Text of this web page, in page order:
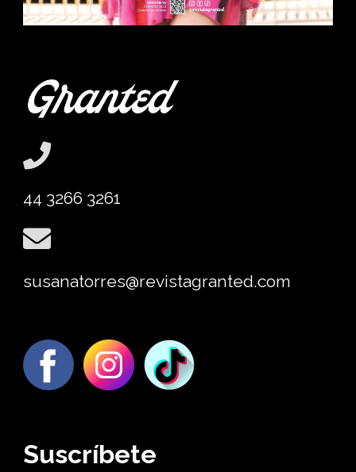
44 3266 3261
susanatorres@revistagranted.com
Suscríbete